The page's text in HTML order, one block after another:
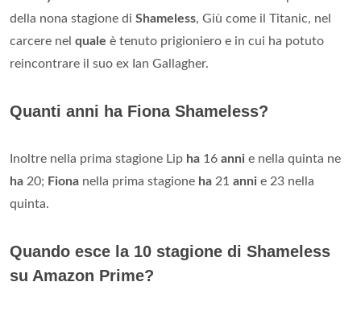
della nona stagione di Shameless, Giù come il Titanic, nel
carcere nel quale è tenuto prigioniero e in cui ha potuto
reincontrare il suo ex Ian Gallagher.
Quanti anni ha Fiona Shameless?
Inoltre nella prima stagione Lip ha 16 anni e nella quinta ne
ha 20; Fiona nella prima stagione ha 21 anni e 23 nella
quinta.
Quando esce la 10 stagione di Shameless
su Amazon Prime?